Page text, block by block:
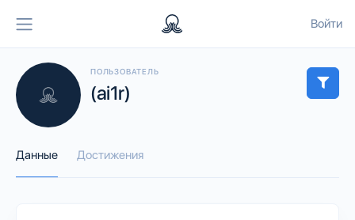
Войти
ПОЛЬЗОВАТЕЛЬ
(ai1r)
Данные Достижения